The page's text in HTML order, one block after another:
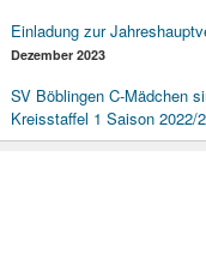
Einladung zur
Dezember 2023
SV Böblingen C-Mädchen
Kreisstaffel 1 Saison 2022/